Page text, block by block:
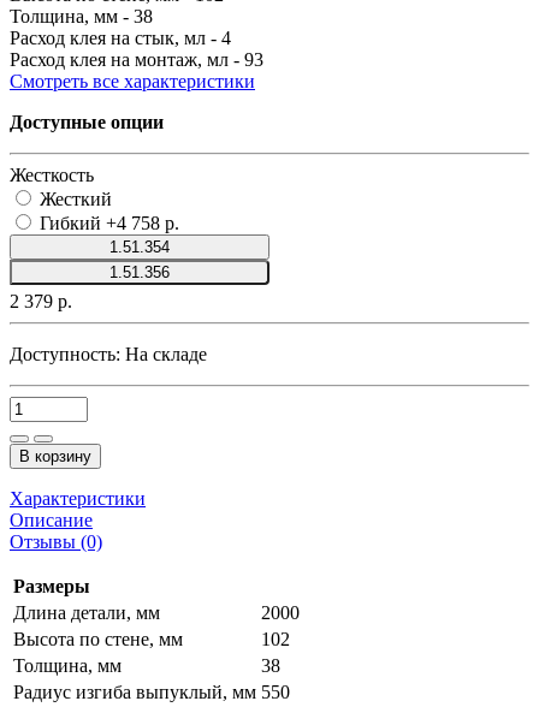
Толщина, мм - 38
Расход клея на стык, мл - 4
Расход клея на монтаж, мл - 93
Смотреть все характеристики
Доступные опции
Жесткость
Жесткий
Гибкий +4 758 р.
1.51.354
1.51.356
2 379 р.
Доступность: На складе
В корзину
Характеристики
Описание
Отзывы (0)
Размеры
Длина детали, мм
2000
Высота по стене, мм
102
Толщина, мм
38
Радиус изгиба выпуклый, мм 550